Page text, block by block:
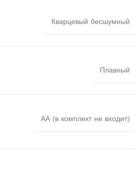
Кварцевый бесшумный
Плавный
АА (в комплект не входит)